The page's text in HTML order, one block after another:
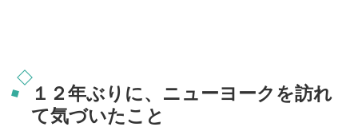
１２年ぶりに、ニューヨークを訪れ
て気づいたこと